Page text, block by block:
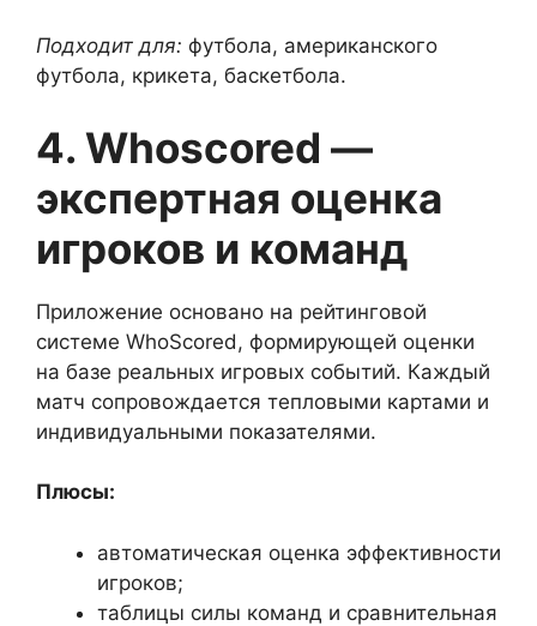
Подходит для: футбола, американского
футбола, крикета, баскетбола.
4. Whoscored —
экспертная оценка
игроков и команд
Приложение основано на рейтинговой
системе WhoScored, формирующей оценки
на базе реальных игровых событий. Каждый
матч сопровождается тепловыми картами и
индивидуальными показателями.
Плюсы:
автоматическая оценка эффективности
игроков;
таблицы силы команд и сравнительная